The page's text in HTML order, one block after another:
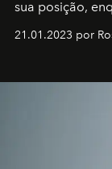
sua posição,
em rápida
21.01.2023 por